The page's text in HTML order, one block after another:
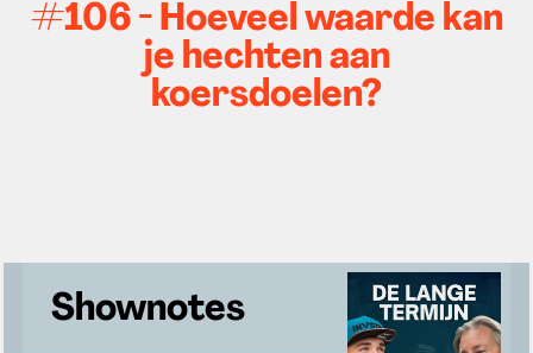
#106 - Hoeveel waarde kan
je hechten aan
koersdoelen?
Shownotes